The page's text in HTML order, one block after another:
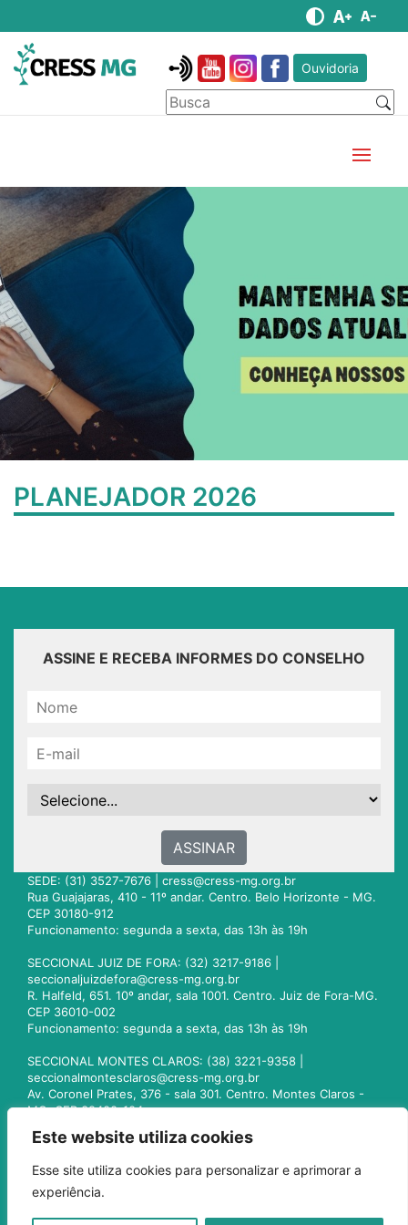
Este website utiliza cookies
Esse site utiliza cookies para personalizar e aprimorar a
experiência.
Ouvidoria
PLANEJADOR 2026
ASSINE E RECEBA INFORMES DO CONSELHO
ASSINAR
SEDE: (31) 3527-7676 | cress@cress-mg.org.br
Rua Guajajaras, 410 - 11º andar. Centro. Belo Horizonte - MG.
CEP 30180-912
Funcionamento: segunda a sexta, das 13h às 19h
SECCIONAL JUIZ DE FORA: (32) 3217-9186 |
seccionaljuizdefora@cress-mg.org.br
R. Halfeld, 651. 10º andar, sala 1001. Centro. Juiz de Fora-MG.
CEP 36010-002
Funcionamento: segunda a sexta, das 13h às 19h
SECCIONAL MONTES CLAROS: (38) 3221-9358 |
seccionalmontesclaros@cress-mg.org.br
Av. Coronel Prates, 376 - sala 301. Centro. Montes Claros -
MG. CEP 39400-104
seccionaluberlandia@cress-mg.org.br
Av. Afonso Pena, 547 - sala 101. Uberlândia - MG. CEP